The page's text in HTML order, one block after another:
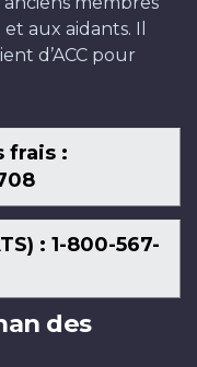
aux aidants. Il
d’ACC pour
frais :
: 1-800-567-
des